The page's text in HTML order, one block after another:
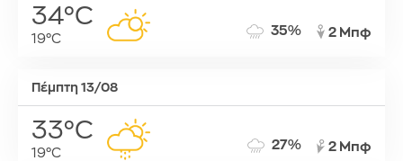
34°C
19°C
35% 2 Μπφ
Πέμπτη 13/08
33°C
19°C
27% 2 Μπφ